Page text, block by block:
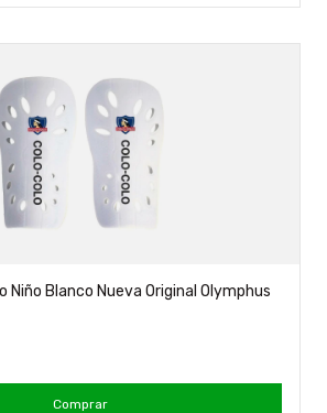
Niño Blanco Nueva Original Olymphus
Comprar